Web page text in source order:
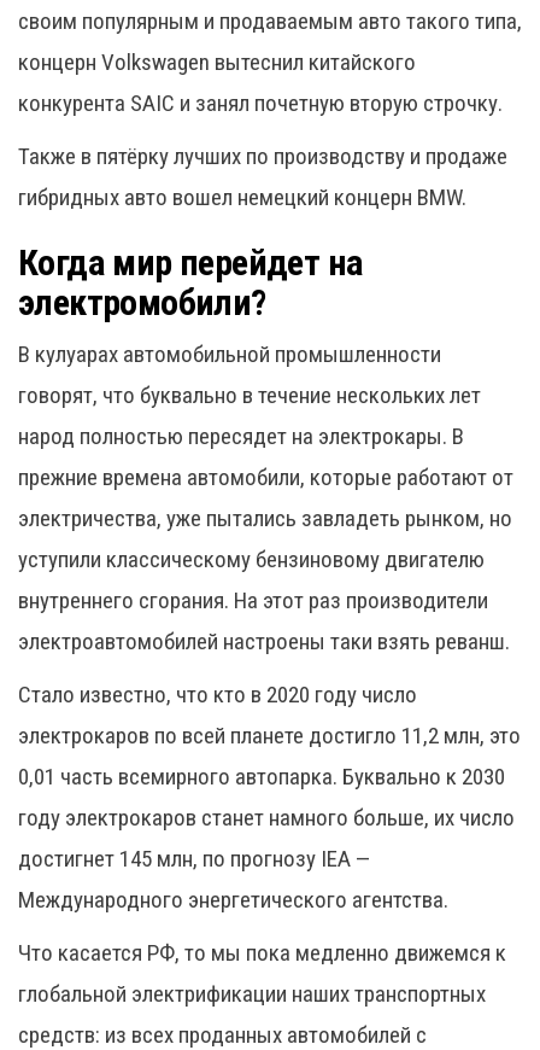
своим популярным и продаваемым авто такого типа,
концерн Volkswagen вытеснил китайского
конкурента SAIC и занял почетную вторую строчку.
Также в пятёрку лучших по производству и продаже
гибридных авто вошел немецкий концерн BMW.
Когда мир перейдет на
электромобили?
В кулуарах автомобильной промышленности
говорят, что буквально в течение нескольких лет
народ полностью пересядет на электрокары. В
прежние времена автомобили, которые работают от
электричества, уже пытались завладеть рынком, но
уступили классическому бензиновому двигателю
внутреннего сгорания. На этот раз производители
электроавтомобилей настроены таки взять реванш.
Стало известно, что кто в 2020 году число
электрокаров по всей планете достигло 11,2 млн, это
0,01 часть всемирного автопарка. Буквально к 2030
году электрокаров станет намного больше, их число
достигнет 145 млн, по прогнозу IEA —
Международного энергетического агентства.
Что касается РФ, то мы пока медленно движемся к
глобальной электрификации наших транспортных
средств: из всех проданных автомобилей с